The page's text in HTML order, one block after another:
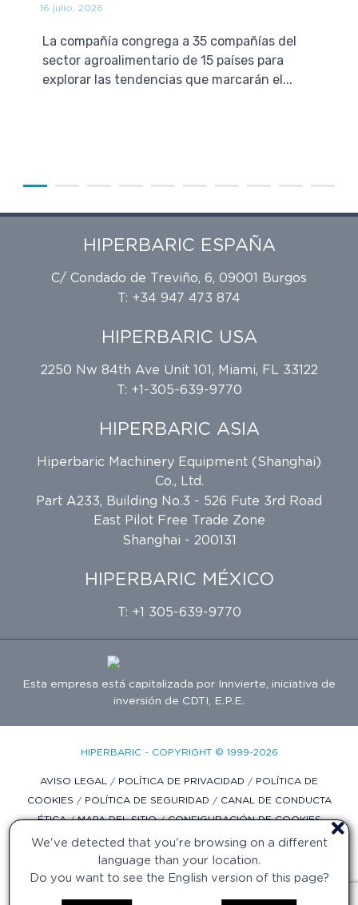
We've detected that you're browsing on a different
language than your location.
Do you want to see the English version of this page?
16 julio, 2026
La compañía congrega a 35 compañías del
sector agroalimentario de 15 países para
explorar las tendencias que marcarán el...
HIPERBARIC ESPAÑA
C/ Condado de Treviño, 6, 09001 Burgos
T: +34 947 473 874
HIPERBARIC USA
2250 Nw 84th Ave Unit 101, Miami, FL 33122
T: +1-305-639-9770
HIPERBARIC ASIA
Hiperbaric Machinery Equipment (Shanghai)
Co., Ltd.
Part A233, Building No.3 - 526 Fute 3rd Road
East Pilot Free Trade Zone
Shanghai - 200131
HIPERBARIC MÉXICO
T: +1 305-639-9770
Esta empresa está capitalizada por Innvierte, iniciativa de
inversión de CDTI, E.P.E.
HIPERBARIC - COPYRIGHT © 1999-2026
AVISO LEGAL / POLÍTICA DE PRIVACIDAD / POLÍTICA DE
COOKIES / POLÍTICA DE SEGURIDAD / CANAL DE CONDUCTA
ÉTICA/MAPA DEL SITIO/CONFIGURACIÓN DE COOKIES
DISEÑO WEB POR DIFADI.COM